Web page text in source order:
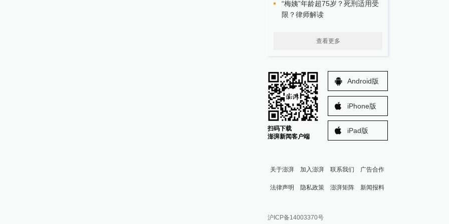
“梅姨”年龄超75岁？死刑适用受
限？律师解读
查看更多
扫码下载
澎湃新闻客户端
Android版
iPhone版
iPad版
关于澎湃 加入澎湃 联系我们 广告合作
法律声明 隐私政策 澎湃矩阵
澎湃新闻公众号
新闻报料
报料邮箱: news@thepaper.cn
沪ICP备14003370号